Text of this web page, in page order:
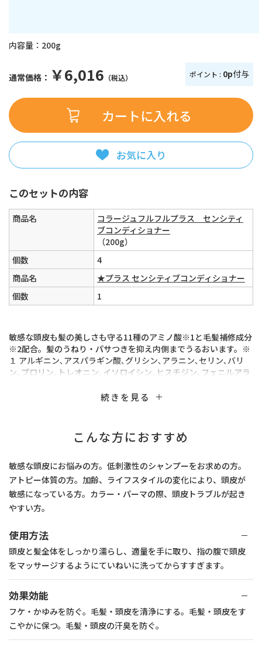
内容量： 200g
通常価格： ￥6,016 （税込） ポイント : 0p付与
お気に入り
このセットの内容
商品名
コラージュフルフルプラス センシティ
ブコンディショナー
（200g）
個数
4
商品名
★プラス センシティブコンディショナー
個数
1
敏感な頭皮も髪の美しさも守る11種のアミノ酸※1と毛髪補修成分
※2配合。髪のうねり・パサつきを抑え内側までうるおいます。※
１ アルギニン､アスパラギン酸､グリシン､アラニン､セリン､バリ
ン､プロリン､トレオニン､イソロイシン､ヒスチジン､フェニルアラ
状シリコーンフリー、無香料・無着色）。低刺激性（パッチテス
生じない、ニキビができないわけではありません。
続きを見る
こんな方におすすめ
敏感な頭皮にお悩みの方。低刺激性のシャンプーをお求めの方。
アトピー体質の方。加齢、ライフスタイルの変化により、頭皮が
敏感になっている方。カラー・パーマの際、頭皮トラブルが起き
やすい方。
使用方法
頭皮と髪全体をしっかり濡らし、適量を手に取り、指の腹で頭皮
をマッサージするようにていねいに洗ってからすすぎます。
効果効能
フケ・かゆみを防ぐ。毛髪・頭皮を清浄にする。毛髪・頭皮をす
こやかに保つ。毛髪・頭皮の汗臭を防ぐ。